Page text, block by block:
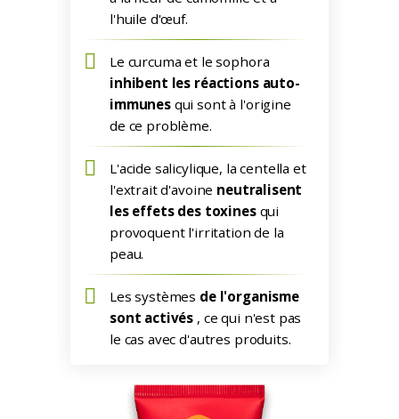
l'huile d'œuf.
Le curcuma et le sophora
inhibent les réactions auto-
immunes qui sont à l'origine
de ce problème.
L'acide salicylique, la centella et
l'extrait d'avoine neutralisent
les effets des toxines qui
provoquent l'irritation de la
peau.
Les systèmes de l'organisme
sont activés , ce qui n'est pas
le cas avec d'autres produits.